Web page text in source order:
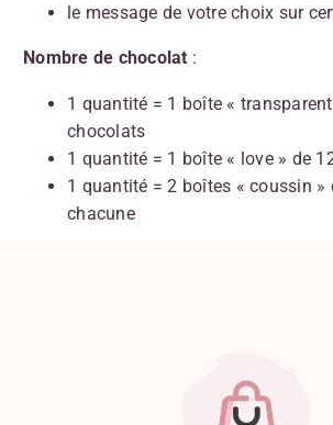
le message de votre choix sur
Nombre de chocolat :
1 quantité = 1 boîte «
chocolats
1 quantité = 1 boîte « love » de
1 quantité = 2 boîtes « coussin »
chacune